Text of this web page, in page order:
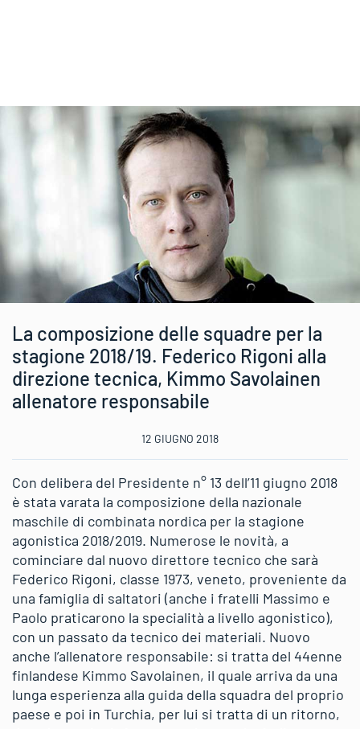
La composizione delle squadre per la
stagione 2018/19. Federico Rigoni alla
direzione tecnica, Kimmo Savolainen
allenatore responsabile
12 GIUGNO 2018
Con delibera del Presidente n° 13 dell’11 giugno 2018
è stata varata la composizione della nazionale
maschile di combinata nordica per la stagione
agonistica 2018/2019. Numerose le novità, a
cominciare dal nuovo direttore tecnico che sarà
Federico Rigoni, classe 1973, veneto, proveniente da
una famiglia di saltatori (anche i fratelli Massimo e
Paolo praticarono la specialità a livello agonistico),
con un passato da tecnico dei materiali. Nuovo
anche l’allenatore responsabile: si tratta del 44enne
finlandese Kimmo Savolainen, il quale arriva da una
lunga esperienza alla guida della squadra del proprio
paese e poi in Turchia, per lui si tratta di un ritorno,